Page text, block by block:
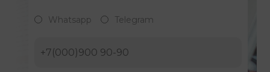
Whatsapp Telegram